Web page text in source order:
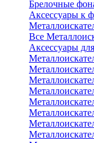
Брелочные
Аксессуары к
Все
Аксессуары